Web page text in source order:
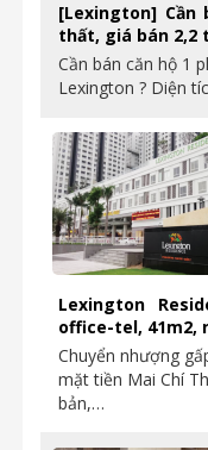
[Lexington]
thất, giá bán 2,2
Cần bán căn hộ 1
Lexington ? Diện
Lexington
office-tel, 41m2,
Chuyển nhượng
mặt tiền Mai Chí
bản,…